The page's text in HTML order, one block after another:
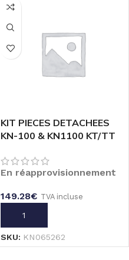
KIT PIECES DETACHEES
KN-100 & KN1100 KT/TT
En réapprovisionnement
149.28€ TVA incluse
AJOUTER AU PANIER
SKU: KN065262